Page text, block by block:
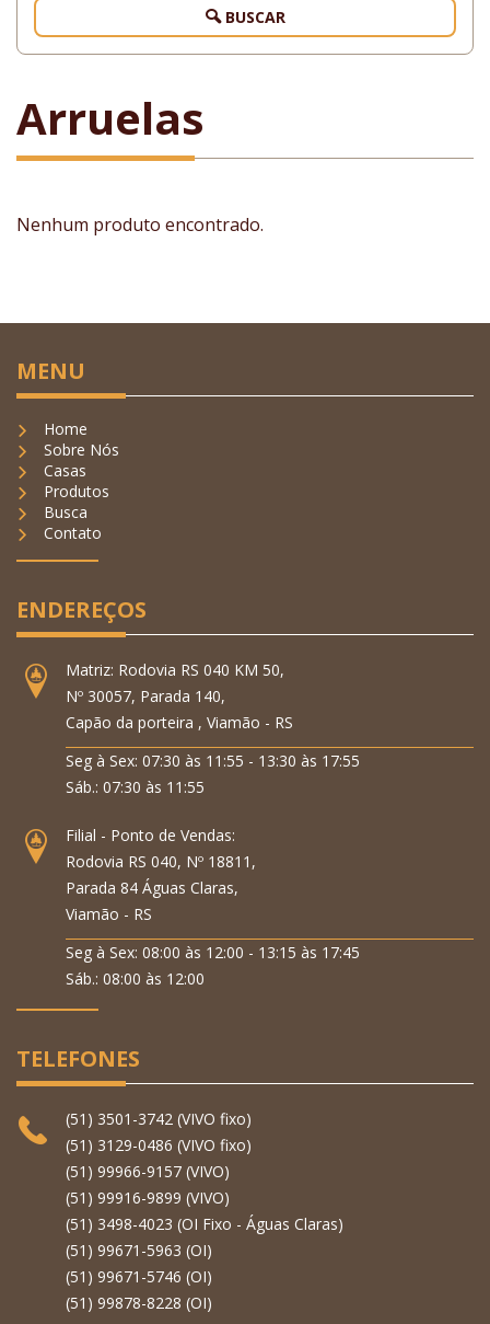
BUSCAR
Arruelas
Nenhum produto encontrado.
MENU
Home
Sobre Nós
Casas
Produtos
Busca
Contato
ENDEREÇOS
Matriz: Rodovia RS 040 KM 50,
Nº 30057, Parada 140,
Capão da porteira , Viamão - RS
Seg à Sex: 07:30 às 11:55 - 13:30 às 17:55
Sáb.: 07:30 às 11:55
Filial - Ponto de Vendas:
Rodovia RS 040, Nº 18811,
Parada 84 Águas Claras,
Viamão - RS
Seg à Sex: 08:00 às 12:00 - 13:15 às 17:45
Sáb.: 08:00 às 12:00
TELEFONES
(51) 3501-3742 (VIVO fixo)
(51) 3129-0486 (VIVO fixo)
(51) 99966-9157 (VIVO)
(51) 99916-9899 (VIVO)
(51) 3498-4023 (OI Fixo - Águas Claras)
(51) 99671-5963 (OI)
(51) 99671-5746 (OI)
(51) 99878-8228 (OI)